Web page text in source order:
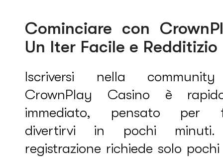
Cominciare con
Un Iter Facile e Redditizio
Iscriversi nella
CrownPlay Casino è
immediato, pensato per
divertirvi in pochi
registrazione richiede solo